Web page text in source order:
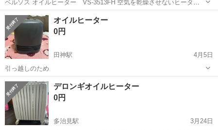
ベルソス オイルヒーター VS-3513FH 空気を乾燥させないヒーター
です。 タイマー機能やファンも付いています。 宜しければ。 岐阜市
内であればお届けします。
岐阜 岐阜市 名鉄岐阜駅
オイルヒーター
0円
田神駅
4月5日
引っ越しのため
岐阜 岐阜市 田神駅 季節、空調家電
デロンギオイルヒーター
0円
多治見駅
3月24日